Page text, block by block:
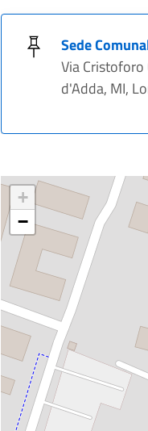
Sede
Via
d'Adda, MI,
+
−